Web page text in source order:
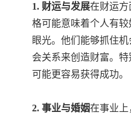
1. 财运与发展在财运方
格可能意味着个人有
眼光。他们能够抓住
会关系来创造财富。
可能更容易获得成功。
2. 事业与婚姻在事业上